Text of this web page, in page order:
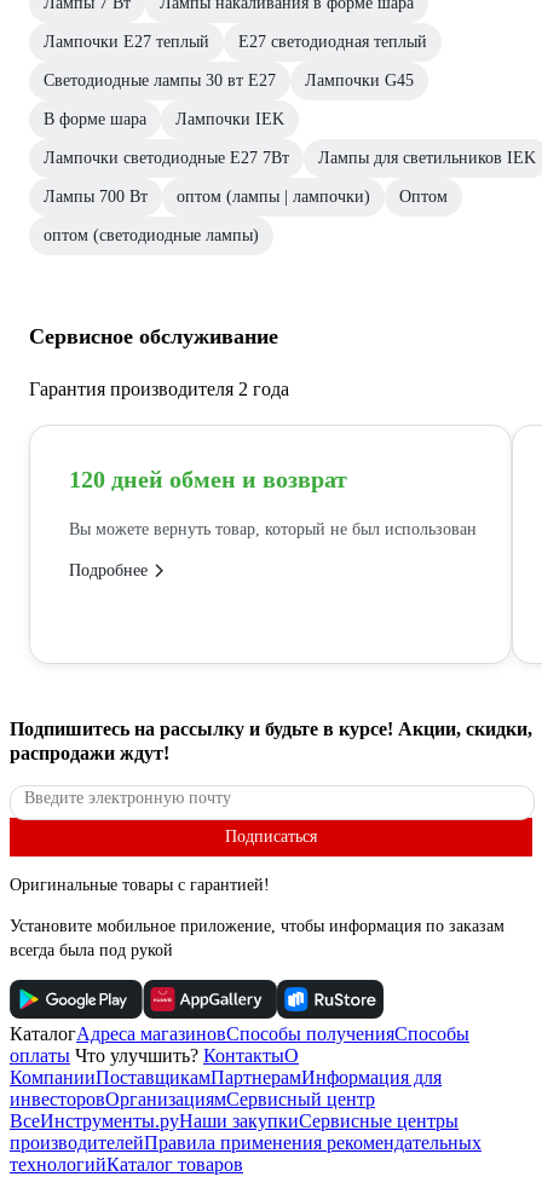
Лампочки E27 теплый E27 светодиодная теплый
Светодиодные лампы 30 вт E27 Лампочки G45
В форме шара Лампочки IEK
Лампочки светодиодные E27 7Вт Лампы для светильников IEK
Лампы 700 Вт оптом (лампы | лампочки) Оптом
оптом (светодиодные лампы)
Сервисное обслуживание
Гарантия производителя 2 года
120 дней обмен и возврат
Вы можете вернуть товар, который не был использован
Подробнее
Подпишитесь на рассылку и будьте в курсе! Акции, скидки,
распродажи ждут!
Подписаться
Оригинальные товары с гарантией!
Установите мобильное приложение, чтобы информация по заказам
всегда была под рукой
КаталогАдреса магазиновСпособы полученияСпособы
оплаты Что улучшить? КонтактыО
КомпанииПоставщикамПартнерамИнформация для
инвесторовОрганизациямСервисный центр
ВсеИнструменты.руНаши закупкиСервисные центры
производителейПравила применения рекомендательных
технологийКаталог товаров